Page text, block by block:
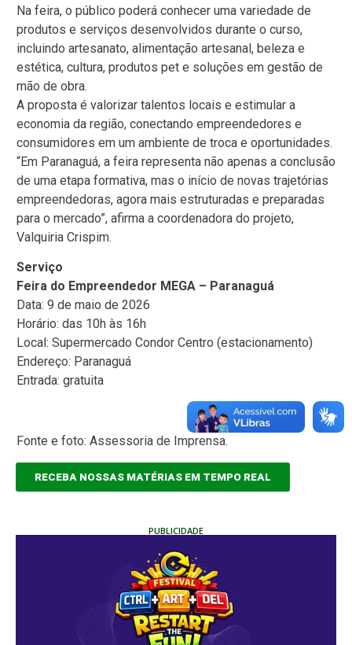
Na feira, o público poderá conhecer uma variedade de
produtos e serviços desenvolvidos durante o curso,
incluindo artesanato, alimentação artesanal, beleza e
estética, cultura, produtos pet e soluções em gestão de
mão de obra.
A proposta é valorizar talentos locais e estimular a
economia da região, conectando empreendedores e
consumidores em um ambiente de troca e oportunidades.
“Em Paranaguá, a feira representa não apenas a conclusão
de uma etapa formativa, mas o início de novas trajetórias
empreendedoras, agora mais estruturadas e preparadas
para o mercado”, afirma a coordenadora do projeto,
Valquiria Crispim.
Serviço
Feira do Empreendedor MEGA – Paranaguá
Data: 9 de maio de 2026
Horário: das 10h às 16h
Local: Supermercado Condor Centro (estacionamento)
Endereço: Paranaguá
Entrada: gratuita
Fonte e foto: Assessoria de Imprensa.
RECEBA NOSSAS MATÉRIAS EM TEMPO REAL
PUBLICIDADE